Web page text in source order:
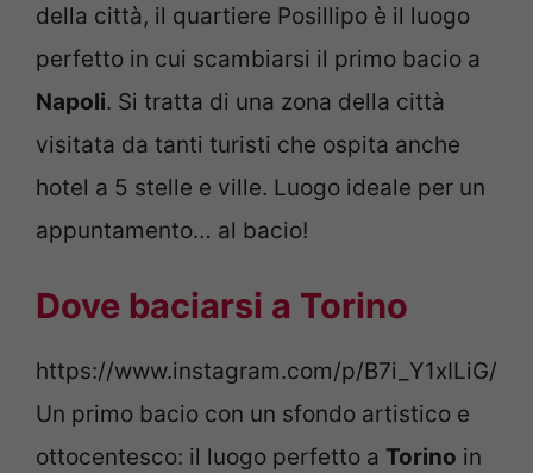
della città, il quartiere Posillipo è il luogo
perfetto in cui scambiarsi il primo bacio a
Napoli. Si tratta di una zona della città
visitata da tanti turisti che ospita anche
hotel a 5 stelle e ville. Luogo ideale per un
appuntamento… al bacio!
Dove baciarsi a Torino
https://www.instagram.com/p/B7i_Y1xILiG/
Un primo bacio con un sfondo artistico e
ottocentesco: il luogo perfetto a Torino in